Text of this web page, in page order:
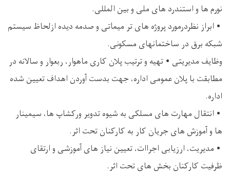
نورم ها و استندرد های ملی و بین المللی.
• ابراز نظردرمورد پروژه های تر میماتی و صدمه دیده ازلحاظ سیستم
شبکه برق در ساختمانهای مسکونی.
وظایف مدیریتی • تهیه و ترتیب پلان کاری ماهوار، ربعوار و سالانه در
مطابقت با پلان عمومی اداره، جهت بدست آوردن اهداف تعیین شده
اداره.
• انتقال مهارت های مسلکی به شیوه تدویر ورکشاپ ها، سیمینار
ها و آموزش های جریان کار به کارکنان تحت اثر.
• مدیریت، ارزیابی اجراات، تعیین نیاز های آموزشی و ارتقای
ظرفیت کارکنان بخش های تحت اثر.